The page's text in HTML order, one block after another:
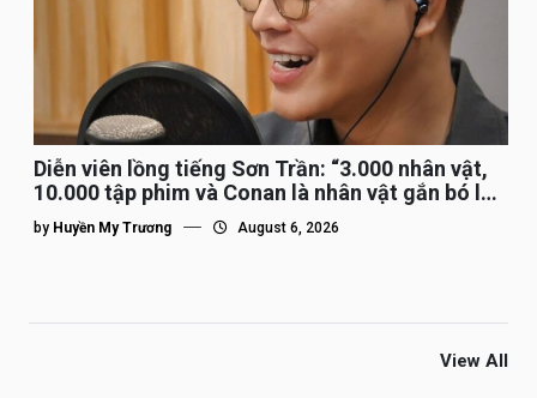
Diễn viên lồng tiếng Sơn Trần: “3.000 nhân vật,
10.000 tập phim và Conan là nhân vật gắn bó lâu
nhất”
by Huyền My Trương August 6, 2026
View All